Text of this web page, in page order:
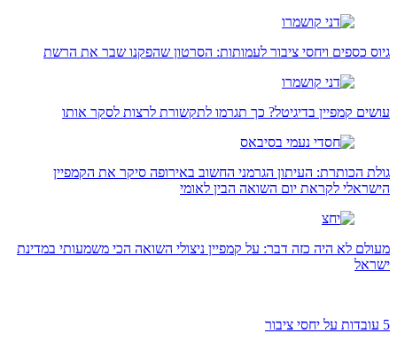
גיוס כספים ויחסי ציבור לעמותות: הסרטון שהפקנו שבר את הרשת
עושים קמפיין בדיגיטל? כך תגרמו לתקשורת לרצות לסקר אותו
גולת הכותרת: העיתון הגרמני החשוב באירופה סיקר את הקמפיין
הישראלי לקראת יום השואה הבין לאומי
מעולם לא היה כזה דבר: על קמפיין ניצולי השואה הכי משמעותי במדינת
ישראל
5 עובדות על יחסי ציבור